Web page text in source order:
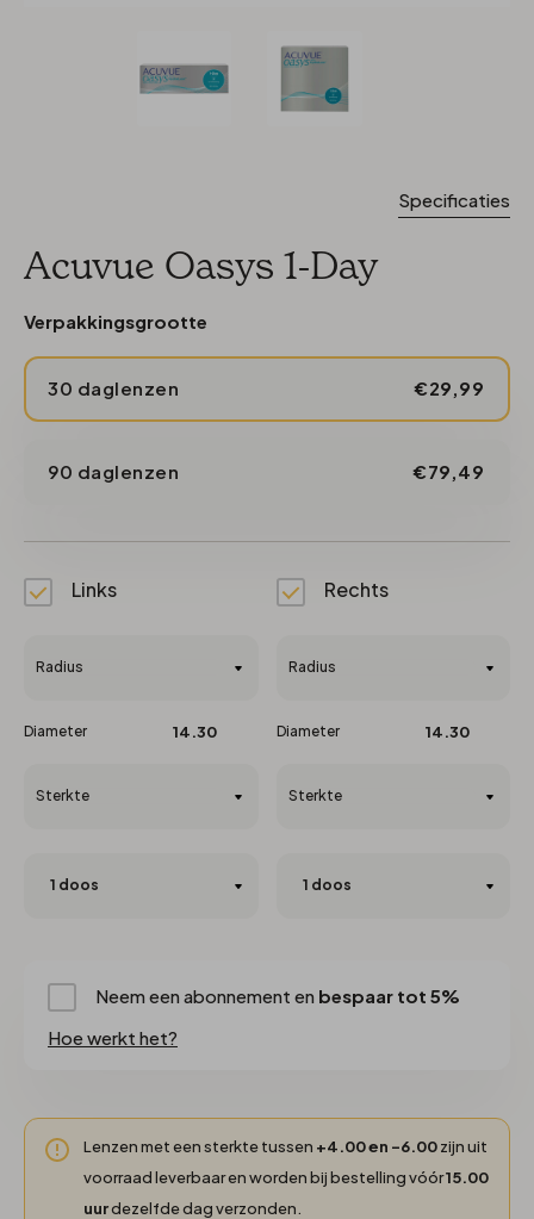
Specificaties
Acuvue Oasys 1-Day
Verpakkingsgrootte
30 daglenzen €29,99
90 daglenzen €79,49
Links
Radius
Diameter 14.30
Sterkte
Rechts
Radius
Diameter 14.30
Sterkte
Neem een abonnement en bespaar tot 5%
Hoe werkt het?
Lenzen met een sterkte tussen +4.00 en -6.00zijn uit
voorraad leverbaar en worden bij bestelling vóór15.00
uurdezelfde dag verzonden.